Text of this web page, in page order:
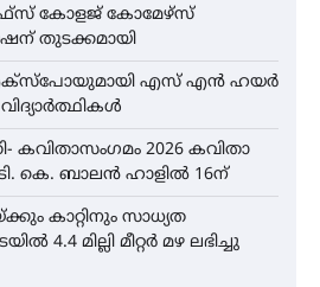
കോളജ് കോമേഴ്‌സ്
തുടക്കമായി
എസ് എൻ ഹയർ
കവിതാസംഗമം 2026 കവിതാ
ടി. കെ. ബാലൻ ഹാളിൽ 16ന്
കാറ്റിനും സാധ്യത
4.4 മില്ലി മീറ്റർ മഴ ലഭിച്ചു